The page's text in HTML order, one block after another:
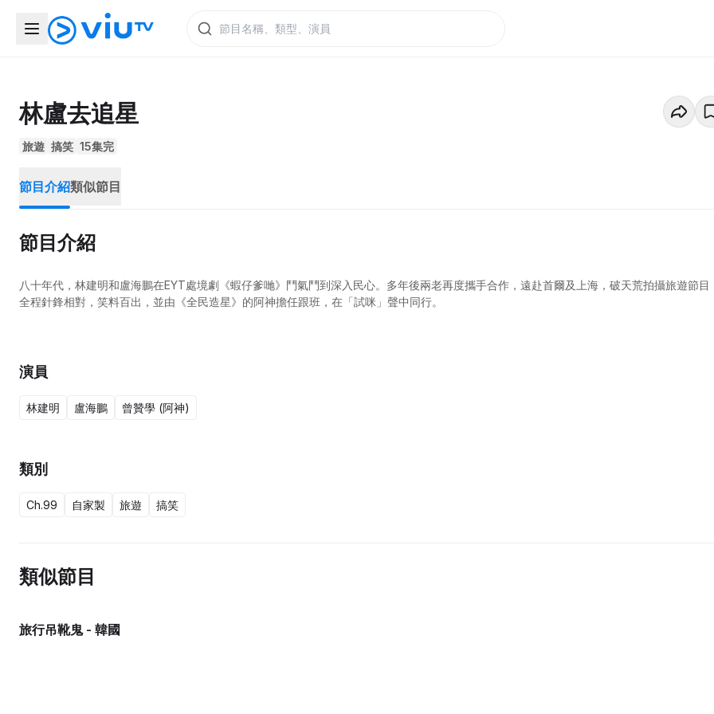
林盧去追星
旅遊 搞笑 15集完
節目介紹類似節目
節目介紹
八十年代，林建明和盧海鵬在EYT處境劇《蝦仔爹哋》鬥氣鬥到深入民心。多年後兩老再度攜手合作，遠赴首爾及上海，破天荒拍攝旅遊節目
全程針鋒相對，笑料百出，並由《全民造星》的阿神擔任跟班，在「試咪」聲中同行。
演員
林建明 盧海鵬 曾贊學 (阿神)
類別
Ch.99 自家製 旅遊 搞笑
類似節目
旅行吊靴鬼 - 韓國